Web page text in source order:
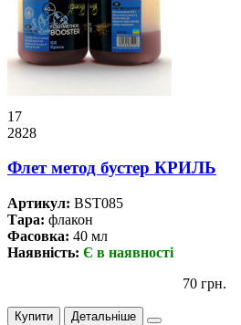
17
2828
Флет метод бустер КРИЛЬ
Артикул: BST085
Тара: флакон
Фасовка: 40 мл
Наявність: Є в наявності
70 грн.
Купити Детальніше